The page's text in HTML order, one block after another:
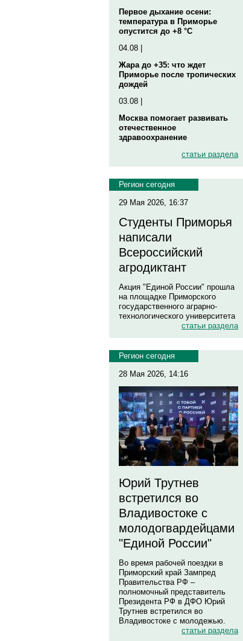
Первое дыхание осени:
температура в Приморье
опустится до +8 °C
04.08 |
Жара до +35: что ждет
Приморье после тропических
дождей
03.08 |
Москва помогает развивать
отечественное
здравоохранение
статьи раздела
Регион сегодня
29 Мая 2026, 16:37
Студенты Приморья
написали
Всероссийский
агродиктант
Акция "Единой России" прошла
на площадке Приморского
государственного аграрно-
технологического университета
статьи раздела
Регион сегодня
28 Мая 2026, 14:16
Юрий Трутнев
встретился во
Владивостоке с
молодогвардейцами
"Единой России"
Во время рабочей поездки в
Приморский край Зампред
Правительства РФ –
полномочный представитель
Президента РФ в ДФО Юрий
Трутнев встретился во
Владивостоке с молодежью.
статьи раздела